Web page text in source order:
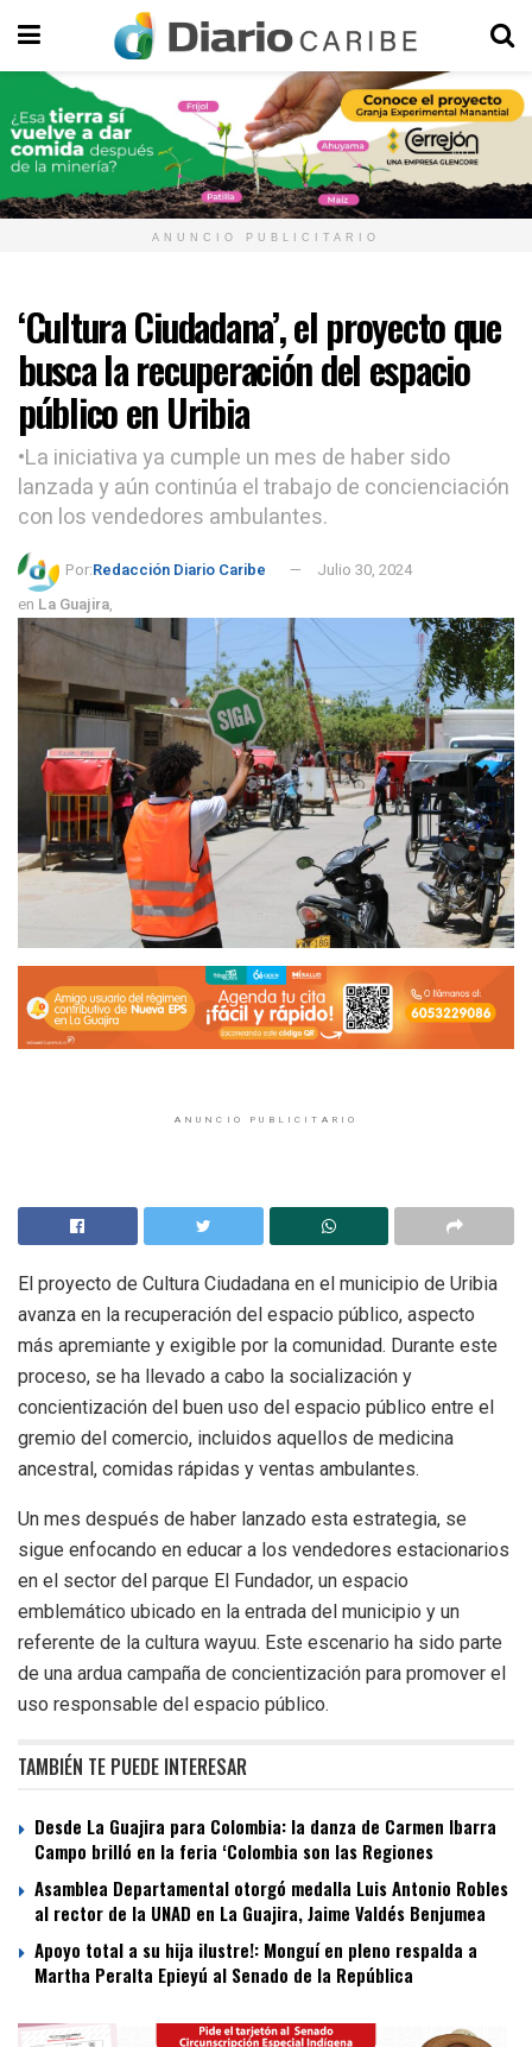
ANUNCIO PUBLICITARIO
‘Cultura Ciudadana’, el proyecto que
busca la recuperación del espacio
público en Uribia
•La iniciativa ya cumple un mes de haber sido
lanzada y aún continúa el trabajo de concienciación
con los vendedores ambulantes.
Por:Redacción Diario Caribe
Julio 30, 2024
en La Guajira,
ANUNCIO PUBLICITARIO
El proyecto de Cultura Ciudadana en el municipio de Uribia
avanza en la recuperación del espacio público, aspecto
más apremiante y exigible por la comunidad. Durante este
proceso, se ha llevado a cabo la socialización y
concientización del buen uso del espacio público entre el
gremio del comercio, incluidos aquellos de medicina
ancestral, comidas rápidas y ventas ambulantes.
Un mes después de haber lanzado esta estrategia, se
sigue enfocando en educar a los vendedores estacionarios
en el sector del parque El Fundador, un espacio
emblemático ubicado en la entrada del municipio y un
referente de la cultura wayuu. Este escenario ha sido parte
de una ardua campaña de concientización para promover el
uso responsable del espacio público.
TAMBIÉN TE PUEDE INTERESAR
Desde La Guajira para Colombia: la danza de Carmen Ibarra
Campo brilló en la feria ‘Colombia son las Regiones
Asamblea Departamental otorgó medalla Luis Antonio Robles
al rector de la UNAD en La Guajira, Jaime Valdés Benjumea
Apoyo total a su hija ilustre!: Monguí en pleno respalda a
Martha Peralta Epieyú al Senado de la República